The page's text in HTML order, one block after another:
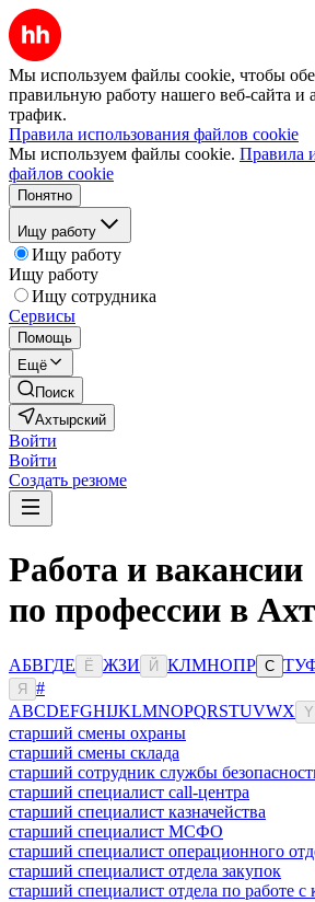
Мы используем файлы cookie, чтобы
правильную работу нашего веб-сайта и
трафик.
Правила использования файлов cookie
Мы используем файлы cookie. Правила
файлов cookie
Понятно
Ищу работу
Ищу работу
Ищу работу
Ищу сотрудника
Сервисы
Помощь
Ещё
Поиск
Ахтырский
Войти
Войти
Создать резюме
Работа и вакансии
по профессии в
АБВГДЕ Ё ЖЗИ Й КЛМНОПР С ТУ
Я
#
ABCDEFGHIJKLMNOPQRSTUVWX Y
старший смены охраны
старший смены склада
старший сотрудник службы
старший специалист call-центра
старший специалист казначейства
старший специалист МСФО
старший специалист операционного
старший специалист отдела закупок
старший специалист отдела по работе с